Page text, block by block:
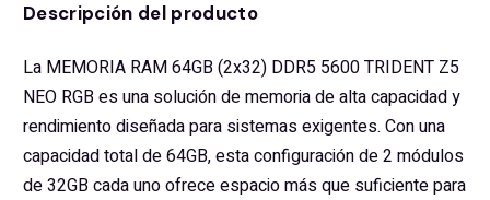
Descripción del producto
La MEMORIA RAM 64GB (2x32) DDR5 5600 TRIDENT Z5
NEO RGB es una solución de memoria de alta capacidad y
rendimiento diseñada para sistemas exigentes. Con una
capacidad total de 64GB, esta configuración de 2 módulos
de 32GB cada uno ofrece espacio más que suficiente para